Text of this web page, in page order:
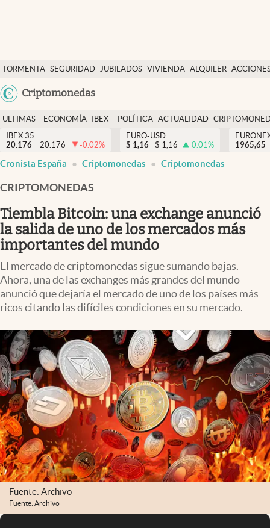
TORMENTA SEGURIDAD JUBILADOS VIVIENDA ALQUILER
USA
Colombia
Criptomonedas
Economía y finanzas
Política
Actualidad
Criptomonedas
España
ULTIMAS
NOTICIAS
ECONOMÍA
FINANZAS
IBEX
EURO
POLÍTICA ACTUALIDAD
IBEX 35
20.176
20.176 -0.02%
EURO-USD
$ 1,16 $ 1,16 0.01%
1965,65
Cronista España Criptomonedas Criptomonedas
CRIPTOMONEDAS
Tiembla Bitcoin: una exchange anunció
la salida de uno de los mercados más
importantes del mundo
El mercado de criptomonedas sigue sumando bajas.
Ahora, una de las exchanges más grandes del mundo
anunció que dejaría el mercado de uno de los países más
ricos citando las difíciles condiciones en su mercado.
Fuente: Archivo
Fuente: Archivo